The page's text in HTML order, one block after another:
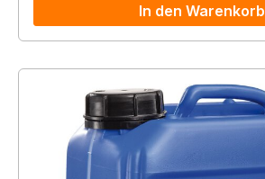
In den Warenkorb